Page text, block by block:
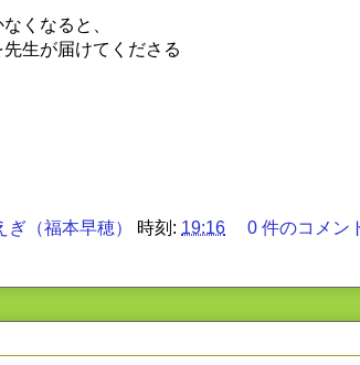
くなると、
生が届けてくださる
ぎ（福本早穂） 時刻: 19:16
0 件のコメン